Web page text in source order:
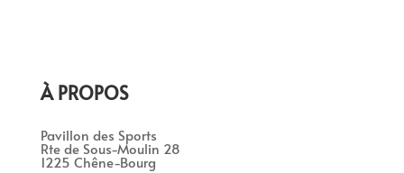
À PROPOS
Pavillon des Sports
Rte de Sous-Moulin 28
1225 Chêne-Bourg